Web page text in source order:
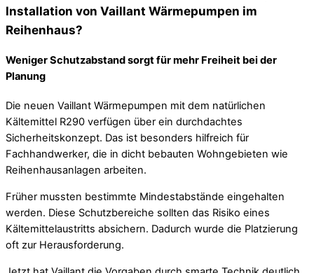
Installation von Vaillant Wärmepumpen im
Reihenhaus?
Weniger Schutzabstand sorgt für mehr Freiheit bei der
Planung
Die neuen Vaillant Wärmepumpen mit dem natürlichen
Kältemittel R290 verfügen über ein durchdachtes
Sicherheitskonzept. Das ist besonders hilfreich für
Fachhandwerker, die in dicht bebauten Wohngebieten wie
Reihenhausanlagen arbeiten.
Früher mussten bestimmte Mindestabstände eingehalten
werden. Diese Schutzbereiche sollten das Risiko eines
Kältemittelaustritts absichern. Dadurch wurde die Platzierung
oft zur Herausforderung.